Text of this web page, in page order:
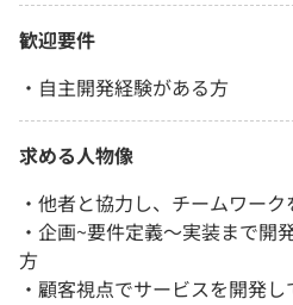
歓迎要件
・自主開発経験がある方
求める人物像
・他者と協力し、チームワー
・企画~要件定義～実装まで開
方
・顧客視点でサービスを開発